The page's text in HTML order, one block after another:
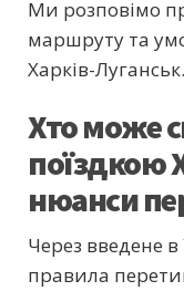
Ми розповімо
маршруту та
Харків-Луганськ.
Хто може
поїздкою
нюанси
Через введене
правила